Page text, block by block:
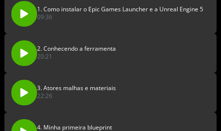
1. Como instalar o Epic Games Launcher e a Unreal Engine 5
09:36
2. Conhecendo a ferramenta
20:21
3. Atores malhas e materiais
22:26
4. Minha primeira blueprint